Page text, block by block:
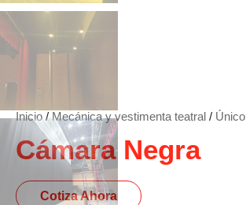
Inicio /Mecánica y vestimenta teatral / Único
Cámara Negra
Cotiza Ahora